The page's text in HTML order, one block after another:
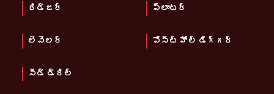
రిడ్జర్ ప్లాంటర్
లెవెలర్ పోస్ట్ హోల్ డిగ్గర్
సీడ్ డ్రిల్